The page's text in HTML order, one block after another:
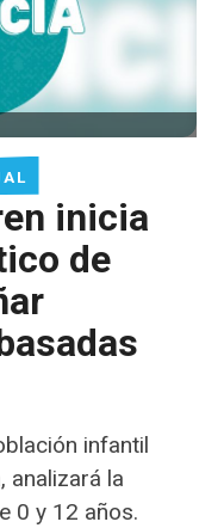
inicia
de
infantil
analizará la
0 y 12 años.